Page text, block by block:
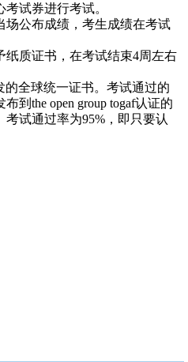
试券进行考试。
场公布成绩，考生成绩在考试
纸质证书，在考试结束4周左右
的全球统一证书。考试通过的
到the open group togaf认证的
试通过率为95%，即只要认